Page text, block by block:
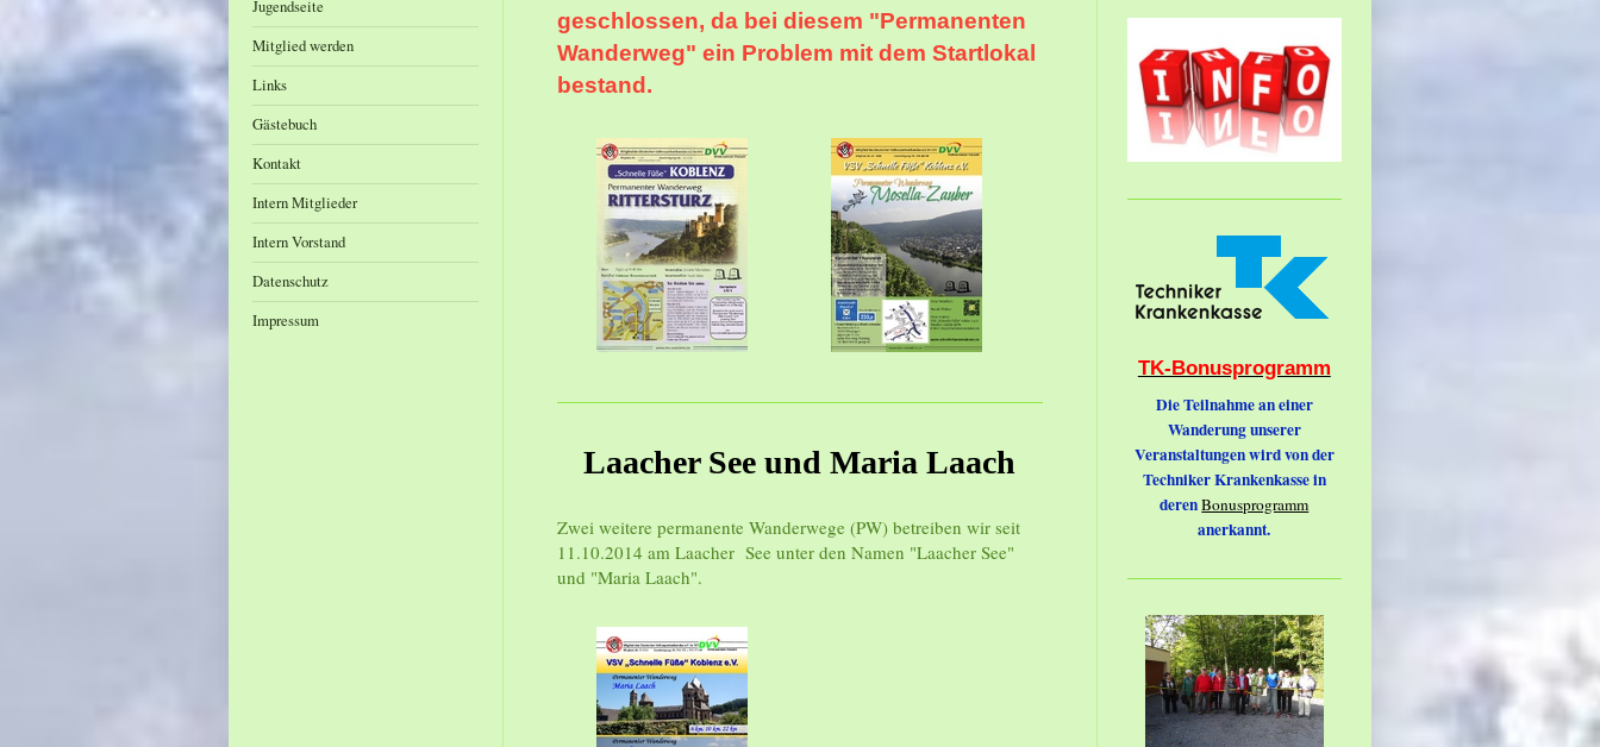
Jugendseite
Mitglied werden
Links
Gästebuch
Kontakt
Intern Mitglieder
Intern Vorstand
Datenschutz
Impressum
geschlossen, da bei diesem "Permanenten
Wanderweg" ein Problem mit dem Startlokal
bestand.
Laacher See und Maria Laach
Zwei weitere permanente Wanderwege (PW) betreiben wir seit
11.10.2014 am Laacher See unter den Namen "Laacher See"
und "Maria Laach".
TK-Bonusprogramm
Die Teilnahme an einer
Wanderung unserer
Veranstaltungen wird von der
Techniker Krankenkasse in
derenBonusprogramm
anerkannt.